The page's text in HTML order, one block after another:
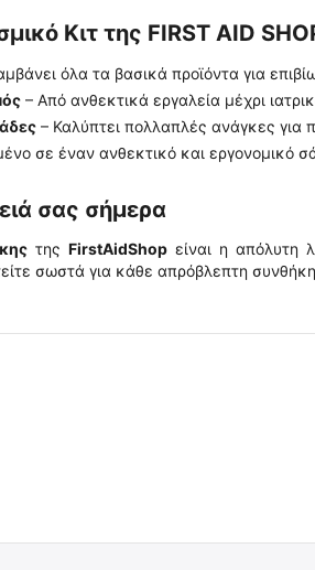
Κιτ της FIRST AID
όλα τα βασικά προϊόντα για
– Από ανθεκτικά εργαλεία μέχρι
– Καλύπτει πολλαπλές ανάγκες για
σε έναν ανθεκτικό και εργονομικό
σας σήμερα
της FirstAidShopείναι η απόλυτη
σωστά για κάθε απρόβλεπτη